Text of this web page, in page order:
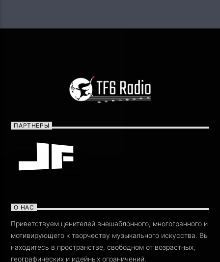
ПАРТНЕРЫ
О НАС
Приветствуем ценителей внешаблонного, многогранного и
мотивирующего к творчеству музыкального искусства. Вы
находитесь в пространстве, свободном от возрастных,
географических и идейных ограничений.